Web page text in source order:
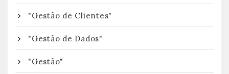
"Gestão de Clientes"
"Gestão de Dados"
"Gestão"